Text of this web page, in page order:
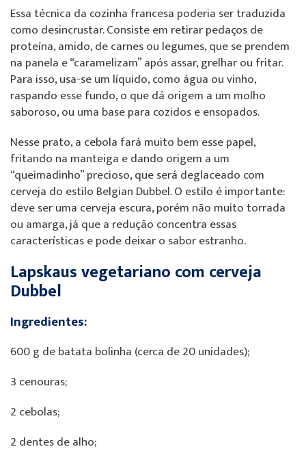
Essa técnica da cozinha francesa poderia ser traduzida
como desincrustar. Consiste em retirar pedaços de
proteína, amido, de carnes ou legumes, que se prendem
na panela e “caramelizam” após assar, grelhar ou fritar.
Para isso, usa-se um líquido, como água ou vinho,
raspando esse fundo, o que dá origem a um molho
saboroso, ou uma base para cozidos e ensopados.
Nesse prato, a cebola fará muito bem esse papel,
fritando na manteiga e dando origem a um
“queimadinho” precioso, que será deglaceado com
cerveja do estilo Belgian Dubbel. O estilo é importante:
deve ser uma cerveja escura, porém não muito torrada
ou amarga, já que a redução concentra essas
características e pode deixar o sabor estranho.
Lapskaus vegetariano com cerveja
Dubbel
Ingredientes:
600 g de batata bolinha (cerca de 20 unidades);
3 cenouras;
2 cebolas;
2 dentes de alho;